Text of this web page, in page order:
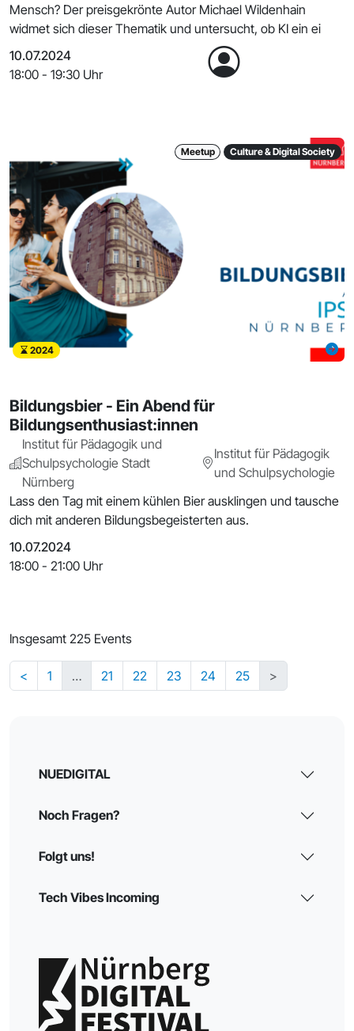
Mensch? Der preisgekrönte Autor Michael Wildenhain
widmet sich dieser Thematik und untersucht, ob KI ein ei
10.07.2024
18:00 - 19:30 Uhr
Meetup Culture & Digital Society
2024
Bildungsbier - Ein Abend für
Bildungsenthusiast:innen
Institut für Pädagogik und
Schulpsychologie Stadt
Nürnberg
Institut für Pädagogik
und Schulpsychologie
Lass den Tag mit einem kühlen Bier ausklingen und tausche
dich mit anderen Bildungsbegeisterten aus.
10.07.2024
18:00 - 21:00 Uhr
Insgesamt 225 Events
< 1 … 21 22 23 24 25 >
NUEDIGITAL
Noch Fragen?
Folgt uns!
Tech Vibes Incoming